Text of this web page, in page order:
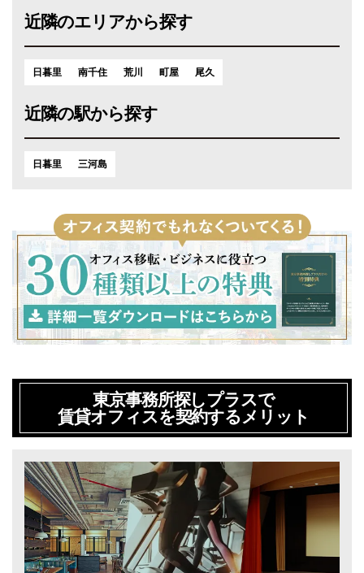
近隣のエリアから探す
日暮里 南千住 荒川 町屋 尾久
近隣の駅から探す
日暮里 三河島
東京事務所探しプラスで
賃貸オフィスを契約するメリット